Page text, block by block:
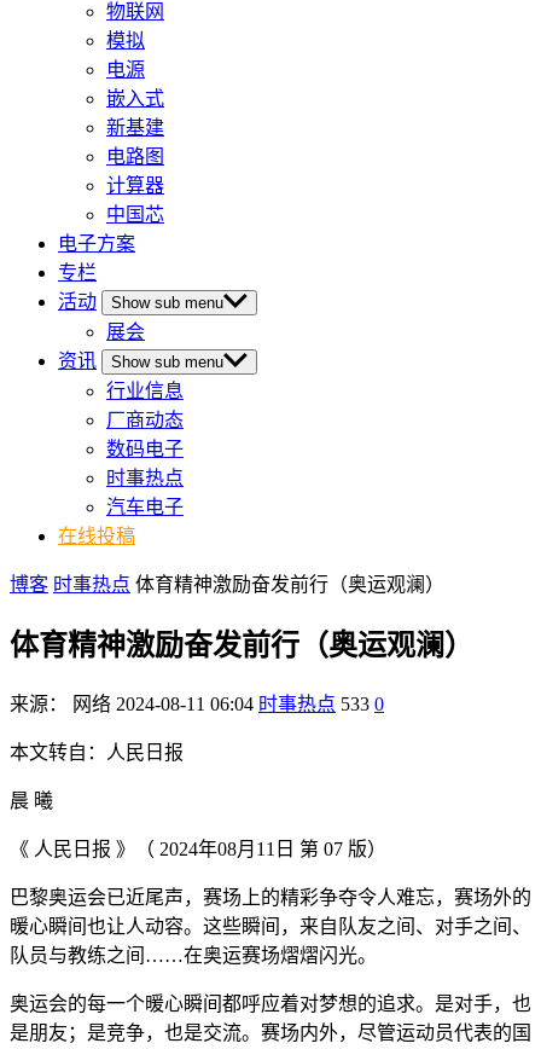
物联网
模拟
电源
嵌入式
新基建
电路图
计算器
中国芯
电子方案
专栏
活动
Show sub menu
展会
资讯
Show sub menu
行业信息
厂商动态
数码电子
时事热点
汽车电子
在线投稿
博客 时事热点 体育精神激励奋发前行（奥运观澜）
体育精神激励奋发前行（奥运观澜）
来源： 网络 2024-08-11 06:04 时事热点 533 0
本文转自：人民日报
晨 曦
《 人民日报 》（ 2024年08月11日 第 07 版）
巴黎奥运会已近尾声，赛场上的精彩争夺令人难忘，赛场外的
暖心瞬间也让人动容。这些瞬间，来自队友之间、对手之间、
队员与教练之间……在奥运赛场熠熠闪光。
奥运会的每一个暖心瞬间都呼应着对梦想的追求。是对手，也
是朋友；是竞争，也是交流。赛场内外，尽管运动员代表的国